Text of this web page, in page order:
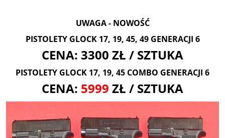
UWAGA - NOWOŚĆ
PISTOLETY GLOCK 17, 19, 45, 49 GENERACJI 6
CENA: 3300 ZŁ / SZTUKA
PISTOLETY GLOCK 17, 19, 45 COMBO GENERACJI 6
CENA: 5999 ZŁ / SZTUKA